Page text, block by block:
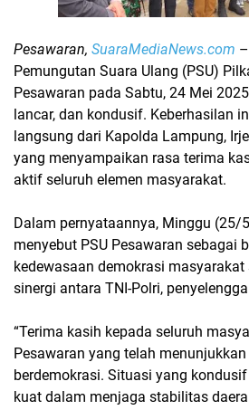
Pesawaran, SuaraMediaNews.com
Pemungutan Suara Ulang (PSU)
Pesawaran pada Sabtu, 24 Mei
lancar, dan kondusif. Keberhasilan
langsung dari Kapolda Lampung,
yang menyampaikan rasa terima
aktif seluruh elemen masyarakat.
Dalam pernyataannya, Minggu (25/
menyebut PSU Pesawaran sebagai
kedewasaan demokrasi masyarakat
sinergi antara TNI-Polri,
“Terima kasih kepada seluruh
Pesawaran yang telah
berdemokrasi. Situasi yang
kuat dalam menjaga stabilitas